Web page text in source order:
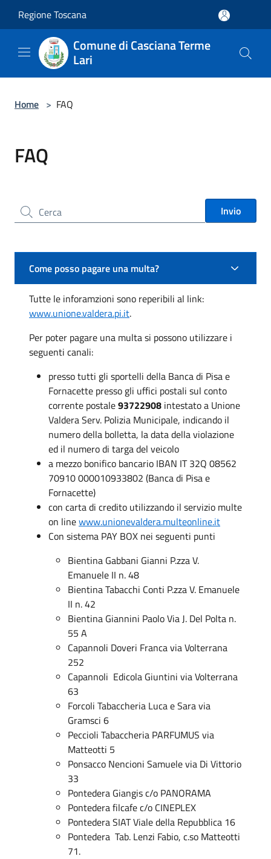
Regione Toscana
Comune di Casciana Terme
Lari
Home > FAQ
FAQ
Cerca nel sito Invio
Come posso pagare una multa?
Tutte le inforamzioni sono reperibili al link:
www.unione.valdera.pi.it.
Per poter pagare una multa si possono utilizzare i
seguenti canali:
presso tutti gli sportelli della Banca di Pisa e
Fornacette presso gli uffici postali sul conto
corrente postale93722908 intestato a Unione
Valdera Serv. Polizia Municipale, indicando il
numero della bolletta, la data della violazione
ed il numero di targa del veicolo
a mezzo bonifico bancario IBAN IT 32Q 08562
70910 000010933802 (Banca di Pisa e
Fornacette)
con carta di credito utilizzando il servizio multe
on linewww.unionevaldera.multeonline.it
Con sistema PAY BOX nei seguenti punti
Bientina Gabbani Gianni P.zza V.
Emanuele II n. 48
Bientina Tabacchi Conti P.zza V. Emanuele
II n. 42
Bientina Giannini Paolo Via J. Del Polta n.
55 A
Capannoli Doveri Franca via Volterrana
252
Capannoli Edicola Giuntini via Volterrana
63
Forcoli Tabaccheria Luca e Sara via
Gramsci 6
Peccioli Tabaccheria PARFUMUS via
Matteotti 5
Ponsacco Nencioni Samuele via Di Vittorio
33
Pontedera Giangis c/o PANORAMA
Pontedera filcafe c/o CINEPLEX
Pontedera SIAT Viale della Repubblica 16
Pontedera Tab. Lenzi Fabio, c.so Matteotti
71.